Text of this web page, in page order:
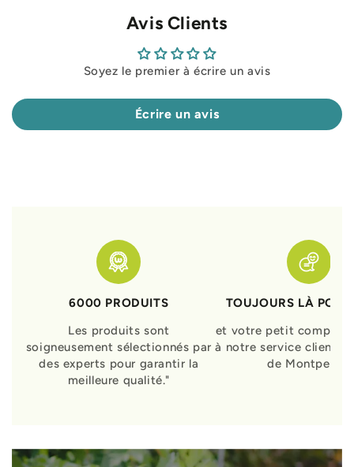
Avis Clients
Soyez le premier à écrire un avis
Écrire un avis
6000 PRODUITS
Les produits sont
soigneusement sélectionnés par
des experts pour garantir la
meilleure qualité."
TOUJOURS LÀ
et votre petit
à notre service clients
de Montpellier